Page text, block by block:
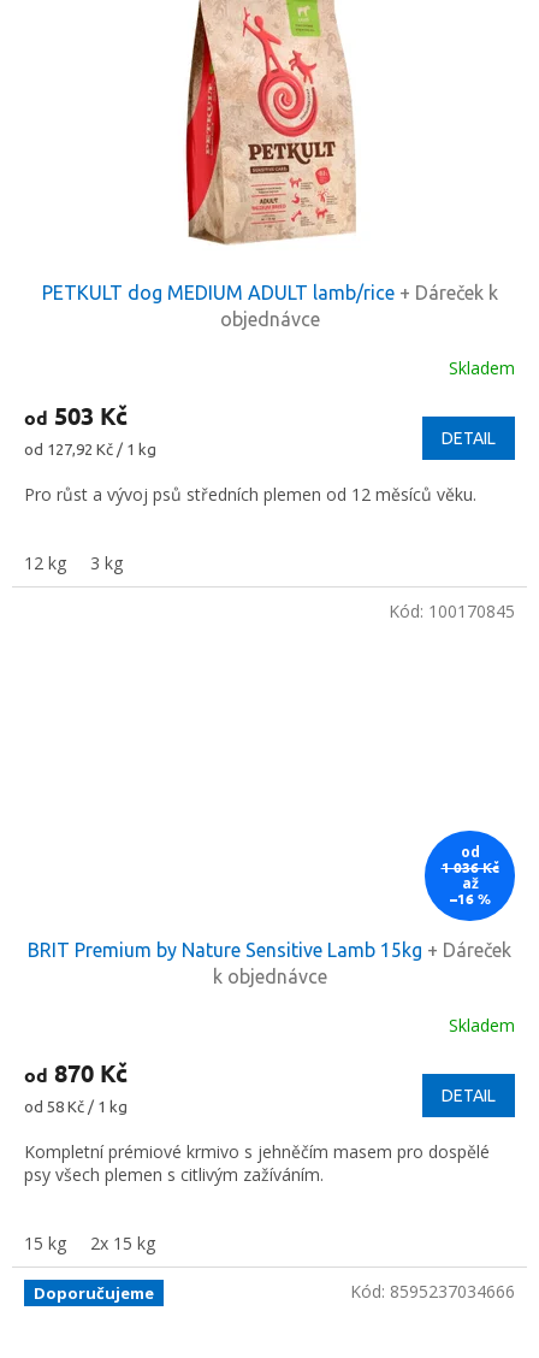
PETKULT dog MEDIUM ADULT lamb/rice + Dáreček k
objednávce
Skladem
od 503 Kč
Měrná
od 127,92 Kč / 1 kg
DETAIL
Pro růst a vývoj psů středních plemen od 12 měsíců věku.
12 kg 3 kg
od
1 036 Kč
až
–16 %
BRIT Premium by Nature Sensitive Lamb 15kg + Dáreček
k objednávce
Skladem
od 870 Kč
Měrná
od 58 Kč / 1 kg
DETAIL
Kompletní prémiové krmivo s jehněčím masem pro dospělé
psy všech plemen s citlivým zažíváním.
15 kg 2x 15 kg
Kód: 100170845
Doporučujeme Kód: 8595237034666